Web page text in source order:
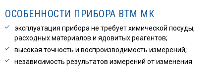
ОСОБЕННОСТИ ПРИБОРА ВТМ МК
эксплуатация прибора не требует химической посуды,
расходных материалов и ядовитых реагентов;
высокая точность и воспроизводимость измерений;
независимость результатов измерений от изменения